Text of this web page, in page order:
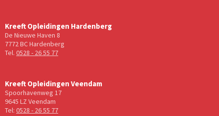
Kreeft Opleidingen Hardenberg
De Nieuwe Haven 8
7772 BC Hardenberg
Tel. 0528 - 26 55 77
Kreeft Opleidingen Veendam
Spoorhavenweg 17
9645 LZ Veendam
Tel: 0528 - 26 55 77